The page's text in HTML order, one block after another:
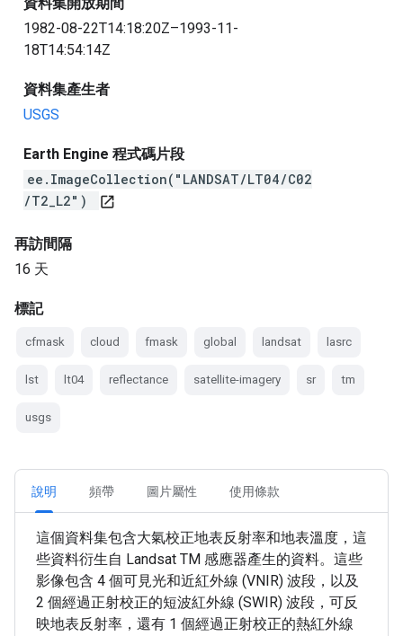
1982-08-22T14:18:20Z–1993-11-
18T14:54:14Z
資料集產生者
USGS
Earth Engine 程式碼片段
ee.ImageCollection("LANDSAT/LT04/C02
/T2_L2")
open_in_new
再訪間隔
16 天
標記
cfmask cloud fmask global landsat lasrc
lst lt04 reflectance satellite-imagery sr tm
usgs
說明 頻帶 圖片屬性 使用條款
這個資料集包含大氣校正地表反射率和地表溫度，這
些資料衍生自 Landsat TM 感應器產生的資料。這些
影像包含 4 個可見光和近紅外線 (VNIR) 波段，以及
2 個經過正射校正的短波紅外線 (SWIR) 波段，可反
映地表反射率，還有 1 個經過正射校正的熱紅外線